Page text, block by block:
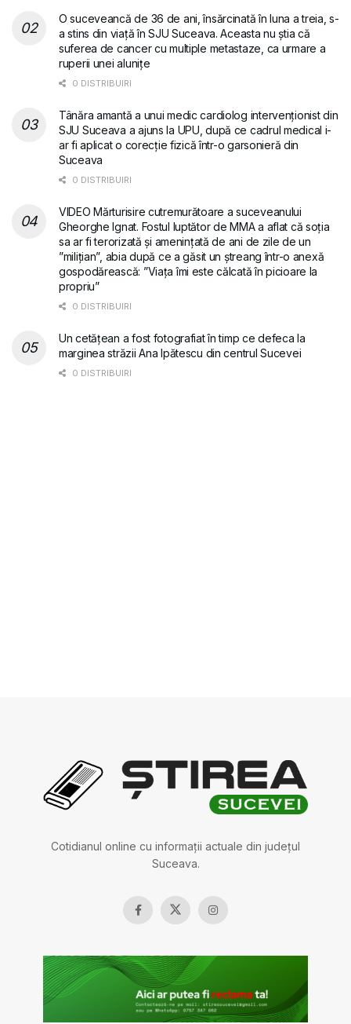
O suceveancă de 36 de ani, însărcinată în luna a treia, s-
a stins din viață în SJU Suceava. Aceasta nu știa că
suferea de cancer cu multiple metastaze, ca urmare a
ruperii unei alunițe
0 DISTRIBUIRI
Tânăra amantă a unui medic cardiolog intervenționist din
SJU Suceava a ajuns la UPU, după ce cadrul medical i-
ar fi aplicat o corecție fizică într-o garsonieră din
Suceava
0 DISTRIBUIRI
VIDEO Mărturisire cutremurătoare a suceveanului
Gheorghe Ignat. Fostul luptător de MMA a aflat că soția
sa ar fi terorizată și amenințată de ani de zile de un
”milițian”, abia după ce a găsit un ștreang într-o anexă
gospodărească: ”Viața îmi este călcată în picioare la
propriu”
0 DISTRIBUIRI
Un cetățean a fost fotografiat în timp ce defeca la
marginea străzii Ana Ipătescu din centrul Sucevei
0 DISTRIBUIRI
Cotidianul online cu informații actuale din județul
Suceava.